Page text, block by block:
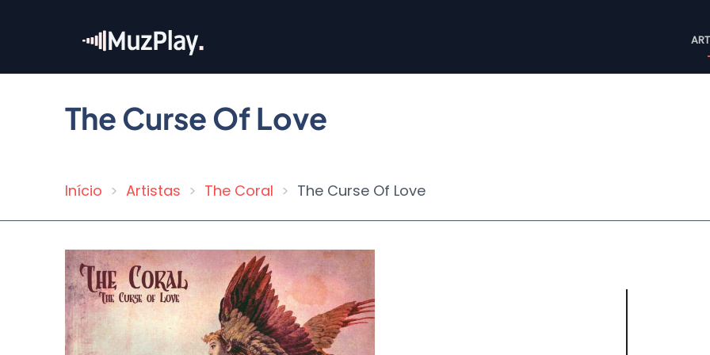
conteúdo
The Curse Of Love
Trilha
navegação
Início Artistas The Coral The Curse Of Love